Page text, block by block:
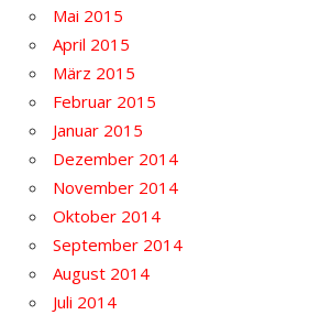
Mai 2015
April 2015
März 2015
Februar 2015
Januar 2015
Dezember 2014
November 2014
Oktober 2014
September 2014
August 2014
Juli 2014